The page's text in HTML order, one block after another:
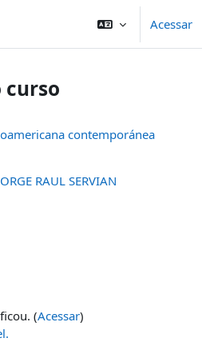
Acessar
curso
contemporánea
RAUL SERVIAN
(Acessar)